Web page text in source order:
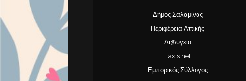
Δήμος Σαλαμίνας
Περιφέρεια Αττικής
Δι@υγεια
Taxis net
Εμπορικός Σύλλογος